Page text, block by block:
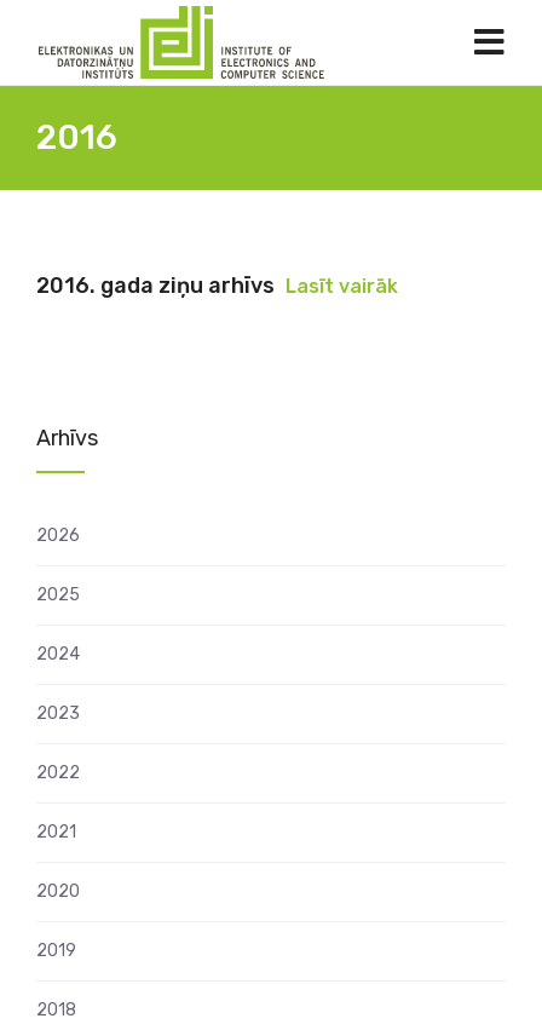
2016
2016. gada ziņu arhīvs Lasīt vairāk
Arhīvs
2026
2025
2024
2023
2022
2021
2020
2019
2018